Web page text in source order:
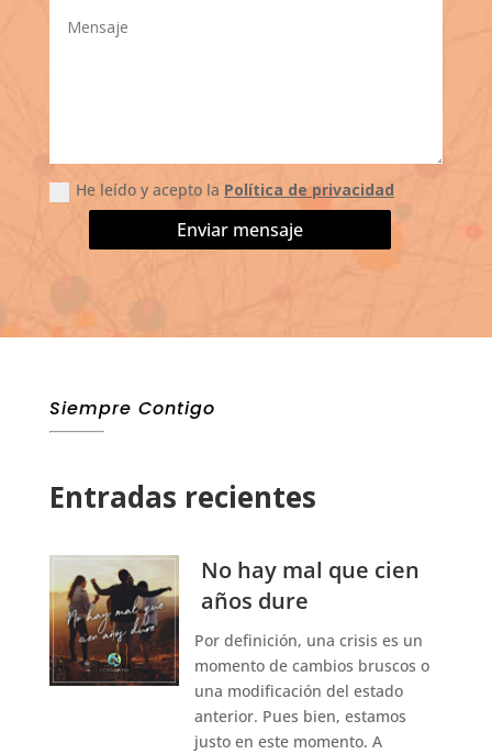
He leído y acepto la Política de privacidad
Enviar mensaje
Siempre Contigo
Entradas recientes
No hay mal que cien
años dure
Por definición, una crisis es un
momento de cambios bruscos o
una modificación del estado
anterior. Pues bien, estamos
justo en este momento. A